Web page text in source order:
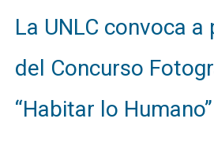
La UNLC convoca
del Concurso
“Habitar lo Humano”